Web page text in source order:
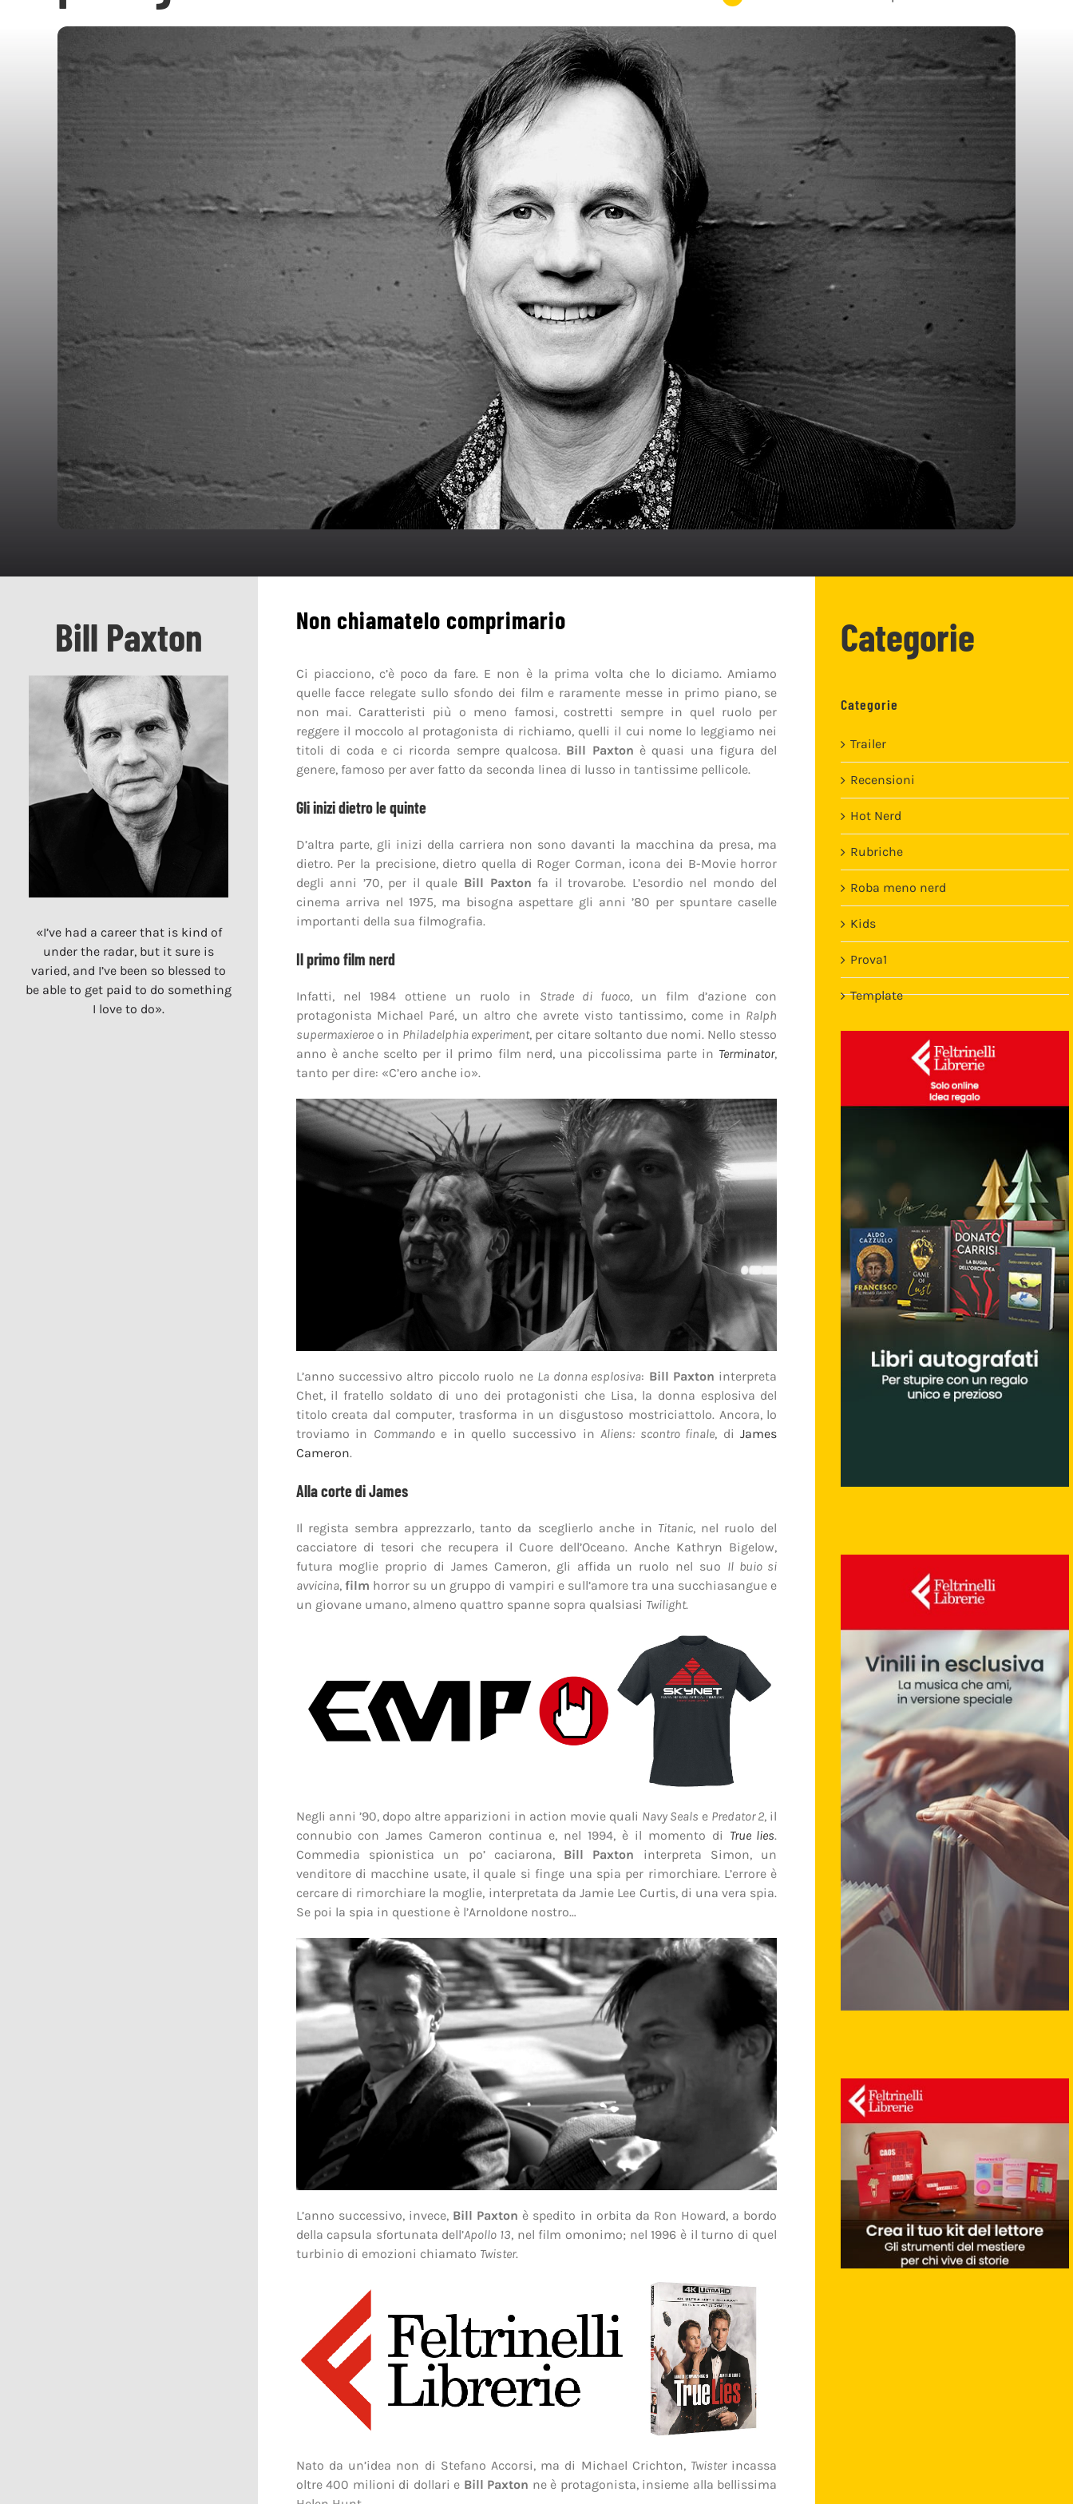
Bill Paxton
«I’ve had a career that is kind of
under the radar, but it sure is
varied, and I’ve been so blessed to
be able to get paid to do something
I love to do».
Non chiamatelo comprimario
Ci piacciono, c’è poco da fare. E non è la prima volta che lo diciamo. Amiamo
quelle facce relegate sullo sfondo dei film e raramente messe in primo piano, se
non mai. Caratteristi più o meno famosi, costretti sempre in quel ruolo per
reggere il moccolo al protagonista di richiamo, quelli il cui nome lo leggiamo nei
titoli di coda e ci ricorda sempre qualcosa. Bill Paxton è quasi una figura del
genere, famoso per aver fatto da seconda linea di lusso in tantissime pellicole.
Gli inizi dietro le quinte
D’altra parte, gli inizi della carriera non sono davanti la macchina da presa, ma
dietro. Per la precisione, dietro quella di Roger Corman, icona dei B-Movie horror
degli anni ’70, per il quale Bill Paxton fa il trovarobe. L’esordio nel mondo del
cinema arriva nel 1975, ma bisogna aspettare gli anni ’80 per spuntare caselle
importanti della sua filmografia.
Il primo film nerd
Infatti, nel 1984 ottiene un ruolo in Strade di fuoco, un film d’azione con
protagonista Michael Paré, un altro che avrete visto tantissimo, come in Ralph
supermaxieroeo in Philadelphia experiment, per citare soltanto due nomi. Nello stesso
anno è anche scelto per il primo film nerd, una piccolissima parte in Terminator,
tanto per dire: «C’ero anche io».
L’anno successivo altro piccolo ruolo ne La donna esplosiva: Bill Paxton interpreta
Chet, il fratello soldato di uno dei protagonisti che Lisa, la donna esplosiva del
titolo creata dal computer, trasforma in un disgustoso mostriciattolo. Ancora, lo
troviamo in Commandoe in quello successivo inAliens: scontro finale, diJames
Cameron.
Alla corte di James
Il regista sembra apprezzarlo, tanto da sceglierlo anche in Titanic, nel ruolo del
cacciatore di tesori che recupera il Cuore dell’Oceano. Anche Kathryn Bigelow,
futura moglie proprio di James Cameron, gli affida un ruolo nel suo Il buio si
avvicina, film horror su un gruppo di vampiri e sull’amore tra una succhiasangue e
un giovane umano, almeno quattro spanne sopra qualsiasi Twilight.
Negli anni ’90, dopo altre apparizioni in action movie quali Navy Seals e Predator 2, il
connubio con James Cameron continua e, nel 1994, è il momento di True lies.
Commedia spionistica un po’ caciarona, Bill Paxton interpreta Simon, un
venditore di macchine usate, il quale si finge una spia per rimorchiare. L’errore è
cercare di rimorchiare la moglie, interpretata da Jamie Lee Curtis, di una vera spia.
Se poi la spia in questione è l’Arnoldone nostro…
L’anno successivo, invece, Bill Paxton è spedito in orbita da Ron Howard, a bordo
della capsula sfortunata dell’Apollo 13, nel film omonimo; nel 1996 è il turno di quel
turbinio di emozioni chiamato Twister.
Nato da un’idea non di Stefano Accorsi, ma di Michael Crichton, Twisterincassa
oltre 400 milioni di dollari e Bill Paxton ne è protagonista, insieme alla bellissima
Categorie
Categorie
Trailer
Recensioni
Hot Nerd
Rubriche
Roba meno nerd
Kids
Prova1
Template